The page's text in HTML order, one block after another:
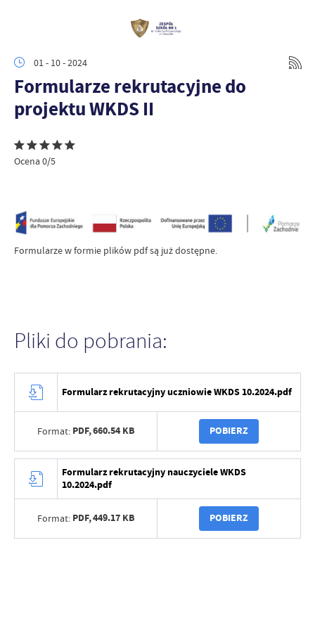
01 - 10 - 2024
Formularze rekrutacyjne do
projektu WKDS II
Ocena 0/5
Formularze w formie plików pdf są już dostępne.
Pliki do pobrania:
Formularz rekrutacyjny uczniowie WKDS 10.2024.pdf
Format: PDF,660.54 KB POBIERZ
Formularz rekrutacyjny nauczyciele WKDS
10.2024.pdf
Format: PDF,449.17 KB POBIERZ